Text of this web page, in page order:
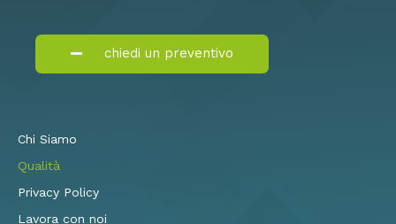
chiedi un preventivo
Chi Siamo
Qualità
Privacy Policy
Lavora con noi